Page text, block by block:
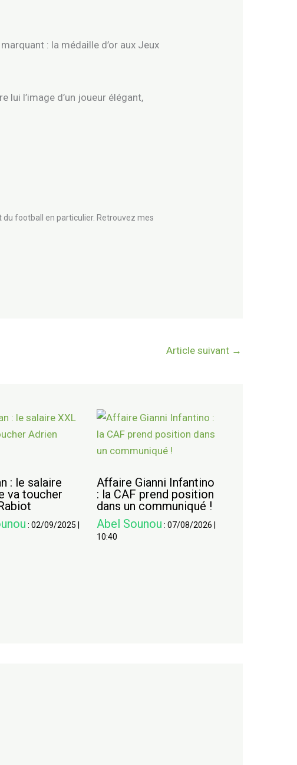
: la médaille d’or aux Jeux
l’image d’un joueur élégant,
football en particulier. Retrouvez mes
Article suivant →
: le salaire
va toucher
:02/09/2025
Affaire Gianni Infantino
: la CAF prend position
dans un communiqué !
Abel Sounou : 07/08/2026
10:40